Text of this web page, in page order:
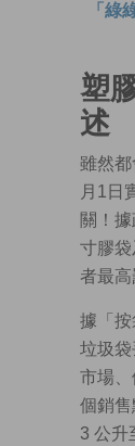
「綠
塑
述
雖然
月1日
關！
寸膠
者最高
據「
垃圾
市場
個銷
3 公升